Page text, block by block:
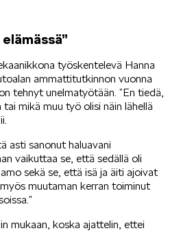
EPIQ
PEAQ
työskentelevä Hanna
ammattitutkinnon vuonna
tehnyt unelmatyötään. ”En tiedä,
mikä muu työ olisi näin lähellä
asti sanonut haluavani
vaikuttaa se, että sedällä oli
sekä se, että isä ja äiti ajoivat
muutaman kerran toiminut
mukaan, koska ajattelin, ettei